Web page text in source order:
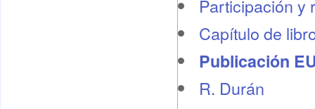
Participación y
Capítulo de
Publicación
R. Durán